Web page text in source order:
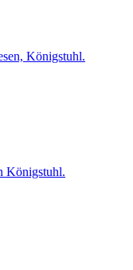
Königstuhl.
Königstuhl.